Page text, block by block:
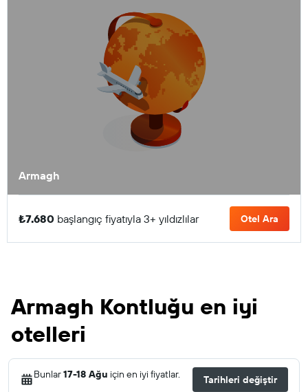
Armagh
₺7.680 başlangıç fiyatıyla 3+ yıldızlılar Otel Ara
Armagh Kontluğu en iyi
otelleri
Bunlar17-18 Ağu için en iyi fiyatlar. Tarihleri değiştir